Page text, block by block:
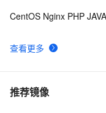
查看更多
CentOS Nginx PHP
推荐镜像